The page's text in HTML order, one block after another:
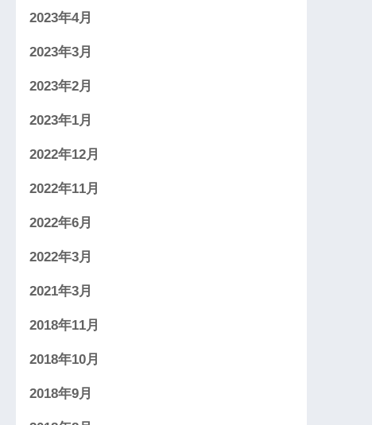
2023年4月
2023年3月
2023年2月
2023年1月
2022年12月
2022年11月
2022年6月
2022年3月
2021年3月
2018年11月
2018年10月
2018年9月